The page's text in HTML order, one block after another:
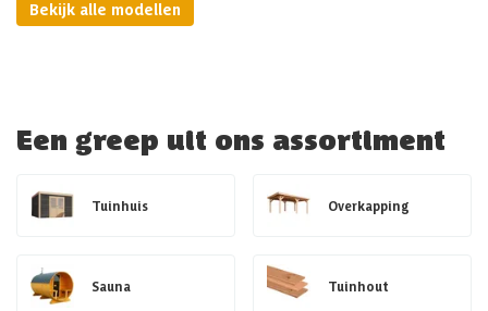
Bekijk alle modellen
Een greep uit ons assortiment
Tuinhuis Overkapping
Sauna Tuinhout